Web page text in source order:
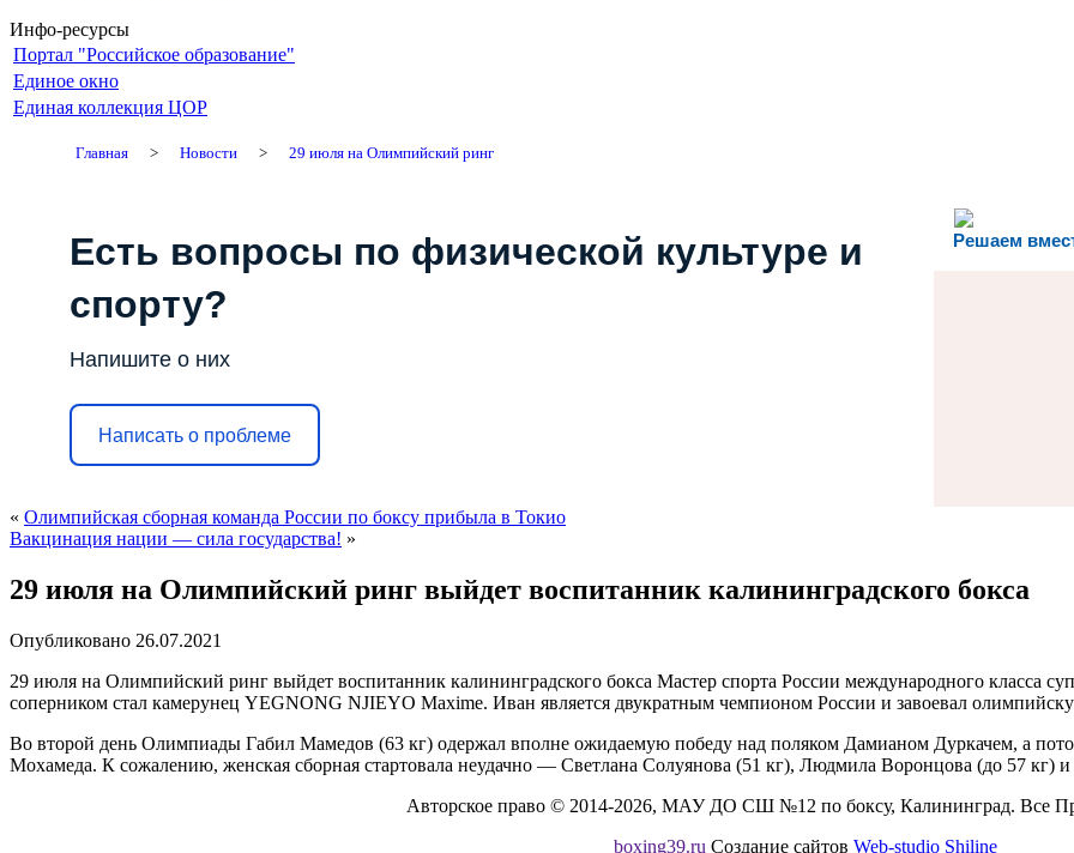
Инфо-ресурсы
Портал "Российское образование"
Единое окно
Единая коллекция ЦОР
Главная > Новости > 29 июля на Олимпийский ринг
Решаем
Есть вопросы по физической культуре и
спорту?
Напишите о них
Написать о проблеме
« Олимпийская сборная команда России по боксу прибыла в Токио
Вакцинация нации — сила государства! »
29 июля на Олимпийский ринг выйдет воспитанник калининградского бокса
Опубликовано 26.07.2021
29 июля на Олимпийский ринг выйдет воспитанник калининградского бокса Мастер спорта России международного класса
соперником стал камерунец YEGNONG NJIEYO Maxime. Иван является двукратным чемпионом России и завоевал
Во второй день Олимпиады Габил Мамедов (63 кг) одержал вполне ожидаемую победу над поляком Дамианом Дуркачем, а
Мохамеда. К сожалению, женская сборная стартовала неудачно — Светлана Солуянова (51 кг), Людмила Воронцова (до 57 кг) и
Авторское право © 2014-2026, МАУ ДО СШ №12 по боксу, Калининград. Все
boxing39.ru Создание сайтов Web-studio Shiline